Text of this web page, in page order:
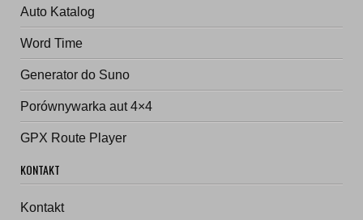
Auto Katalog
Word Time
Generator do Suno
Porównywarka aut 4×4
GPX Route Player
KONTAKT
Kontakt